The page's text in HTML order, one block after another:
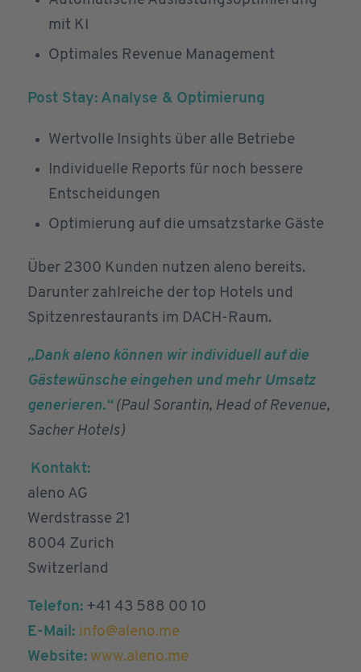
mit KI
Optimales Revenue Management
Post Stay: Analyse & Optimierung
Wertvolle Insights über alle Betriebe
Individuelle Reports für noch bessere
Entscheidungen
Optimierung auf die umsatzstarke Gäste
Über 2300 Kunden nutzen aleno bereits.
Darunter zahlreiche der top Hotels und
Spitzenrestaurants im DACH-Raum.
„Dank aleno können wir individuell auf die
Gästewünsche eingehen und mehr Umsatz
generieren.“ (Paul Sorantin, Head of Revenue,
Sacher Hotels)
Kontakt:
aleno AG
Werdstrasse 21
8004 Zurich
Switzerland
Telefon:+41 43 588 00 10
E-Mail: info@aleno.me
Website: www.aleno.me